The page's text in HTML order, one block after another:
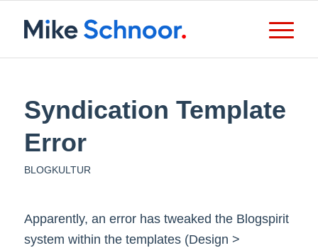
Syndication Template
Error
BLOGKULTUR
Apparently, an error has tweaked the Blogspirit
system within the templates (Design >